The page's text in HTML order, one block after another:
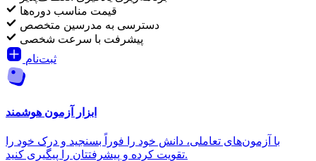
قیمت مناسب دوره‌ها
دسترسی به مدرسین متخصص
پیشرفت با سرعت شخصی
ثبت‌نام
ابزار آزمون هوشمند
با آزمون‌های تعاملی، دانش خود را فوراً بسنجید و درک خود را
تقویت کرده و پیشرفتتان را پیگیری کنید.